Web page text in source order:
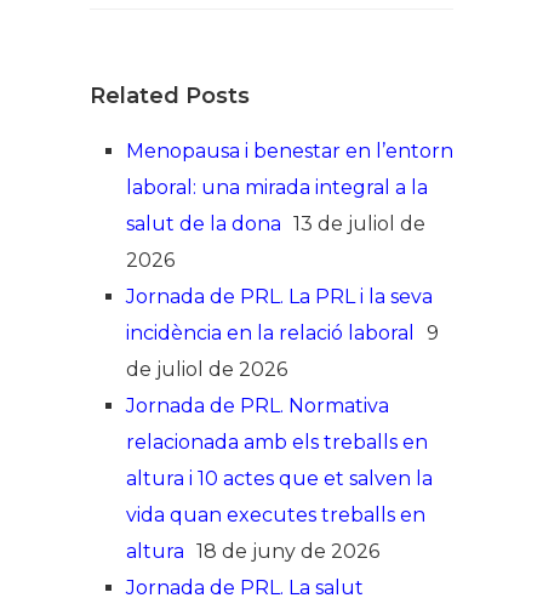
Related Posts
Menopausa i benestar en l’entorn
laboral: una mirada integral a la
salut de la dona 13 de juliol de
2026
Jornada de PRL. La PRL i la seva
incidència en la relació laboral
9
de juliol de 2026
Jornada de PRL. Normativa
relacionada amb els treballs en
altura i 10 actes que et salven la
vida quan executes treballs en
altura 18 de juny de 2026
Jornada de PRL. La salut